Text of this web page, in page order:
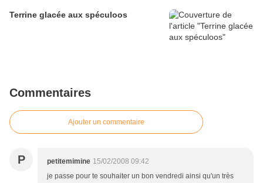
Terrine glacée aux spéculoos
Commentaires
Ajouter un commentaire
P petitemimine 15/02/2008 09:42
je passe pour te souhaiter un bon vendredi ainsi qu'un très